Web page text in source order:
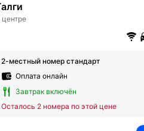
центре
2-местный номер стандарт
Оплата онлайн
Завтрак включён
Осталось 2 номера по этой цене